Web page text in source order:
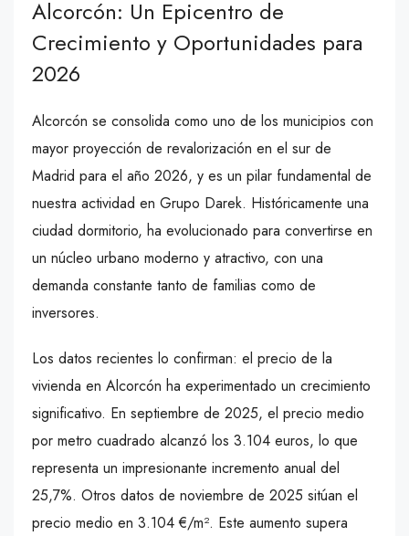
Alcorcón: Un Epicentro de
Crecimiento y Oportunidades para
2026
Alcorcón se consolida como uno de los municipios con
mayor proyección de revalorización en el sur de
Madrid para el año 2026, y es un pilar fundamental de
nuestra actividad en Grupo Darek. Históricamente una
ciudad dormitorio, ha evolucionado para convertirse en
un núcleo urbano moderno y atractivo, con una
demanda constante tanto de familias como de
inversores.
Los datos recientes lo confirman: el precio de la
vivienda en Alcorcón ha experimentado un crecimiento
significativo. En septiembre de 2025, el precio medio
por metro cuadrado alcanzó los 3.104 euros, lo que
representa un impresionante incremento anual del
25,7%. Otros datos de noviembre de 2025 sitúan el
precio medio en 3.104 €/m². Este aumento supera